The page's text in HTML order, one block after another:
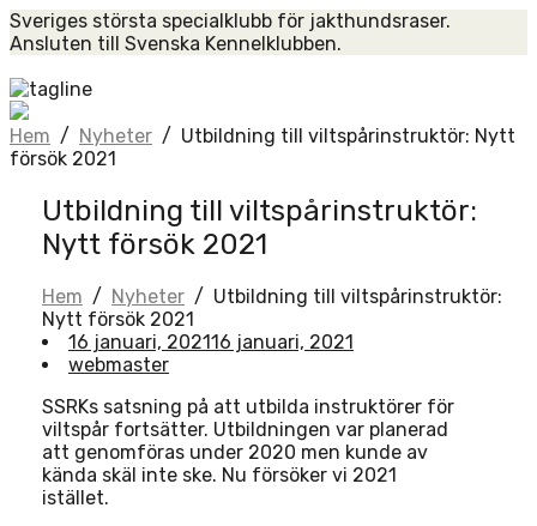
Skip
to
Sveriges största specialklubb för jakthundsraser.
Ansluten till Svenska Kennelklubben.
Hem / Nyheter / Utbildning till viltspårinstruktör: Nytt
försök 2021
Utbildning till viltspårinstruktör:
Nytt försök 2021
Hem / Nyheter / Utbildning till viltspårinstruktör:
Nytt försök 2021
16 januari, 202116 januari, 2021
webmaster
SSRKs satsning på att utbilda instruktörer för
viltspår fortsätter. Utbildningen var planerad
att genomföras under 2020 men kunde av
kända skäl inte ske. Nu försöker vi 2021
istället.